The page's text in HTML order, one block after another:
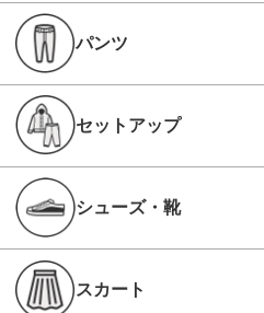
パンツ
セットアップ
シューズ・靴
スカート